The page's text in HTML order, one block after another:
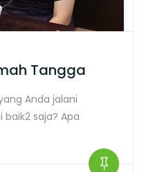
Tangga
Anda jalani
saja? Apa